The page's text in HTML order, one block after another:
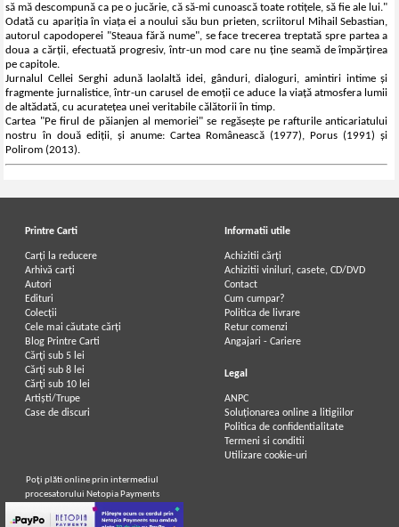
să mă descompună ca pe o jucărie, că să-mi cunoască toate rotițele, să fie ale lui."
Odată cu apariția în viața ei a noului său bun prieten, scriitorul Mihail Sebastian,
autorul capodoperei "Steaua fără nume", se face trecerea treptată spre partea a
doua a cărții, efectuată progresiv, într-un mod care nu ține seamă de împărțirea
pe capitole.
Jurnalul Cellei Serghi adună laolaltă idei, gânduri, dialoguri, amintiri intime și
fragmente jurnalistice, într-un carusel de emoții ce aduce la viață atmosfera lumii
de altădată, cu acuratețea unei veritabile călătorii în timp.
Cartea "Pe firul de păianjen al memoriei" se regăsește pe rafturile anticariatului
nostru în două ediții, și anume: Cartea Românească (1977), Porus (1991) și
Polirom (2013).
Printre Carti
Carți la reducere
Arhivă carți
Autori
Edituri
Colecții
Cele mai căutate cărți
Blog Printre Carti
Cărţi sub 5 lei
Cărţi sub 8 lei
Cărţi sub 10 lei
Artiști/Trupe
Case de discuri
Informatii utile
Achizitii cărți
Achizitii viniluri, casete, CD/DVD
Contact
Cum cumpar?
Politica de livrare
Retur comenzi
Angajari - Cariere
Legal
ANPC
Soluționarea online a litigiilor
Politica de confidentialitate
Termeni si conditii
Utilizare cookie-uri
Poţi plăti online prin intermediul
procesatorului Netopia Payments